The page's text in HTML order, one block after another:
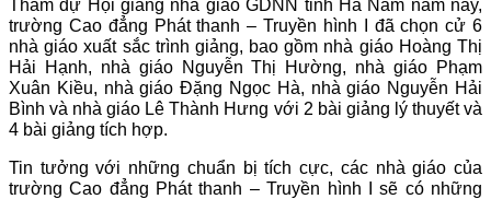
Tham dự Hội giảng nhà giáo GDNN tỉnh Hà Nam năm nay,
trường Cao đẳng Phát thanh – Truyền hình I đã chọn cử 6
nhà giáo xuất sắc trình giảng, bao gồm nhà giáo Hoàng Thị
Hải Hạnh, nhà giáo Nguyễn Thị Hường, nhà giáo Phạm
Xuân Kiều, nhà giáo Đặng Ngọc Hà, nhà giáo Nguyễn Hải
Bình và nhà giáo Lê Thành Hưng với 2 bài giảng lý thuyết và
4 bài giảng tích hợp.
Tin tưởng với những chuẩn bị tích cực, các nhà giáo của
trường Cao đẳng Phát thanh – Truyền hình I sẽ có những